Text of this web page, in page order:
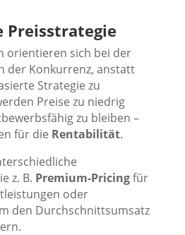
Preisstrategie
orientieren sich bei der
der Konkurrenz, anstatt
Strategie zu
Preise zu niedrig
zu bleiben –
für die Rentabilität.
z. B. Premium-Pricingfür
oder
den Durchschnittsumsatz